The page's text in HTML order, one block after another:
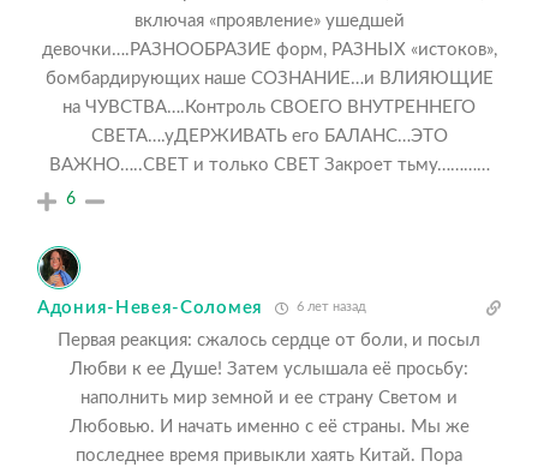
включая «проявление» ушедшей
девочки….РАЗНООБРАЗИЕ форм, РАЗНЫХ «истоков»,
бомбардирующих наше СОЗНАНИЕ…и ВЛИЯЮЩИЕ
на ЧУВСТВА….Контроль СВОЕГО ВНУТРЕННЕГО
СВЕТА….уДЕРЖИВАТЬ его БАЛАНС…ЭТО
ВАЖНО…..СВЕТ и только СВЕТ Закроет тьму…………
6
Адония-Невея-Соломея 6 лет назад
Первая реакция: сжалось сердце от боли, и посыл
Любви к ее Душе! Затем услышала её просьбу:
наполнить мир земной и ее страну Светом и
Любовью. И начать именно с её страны. Мы же
последнее время привыкли хаять Китай. Пора